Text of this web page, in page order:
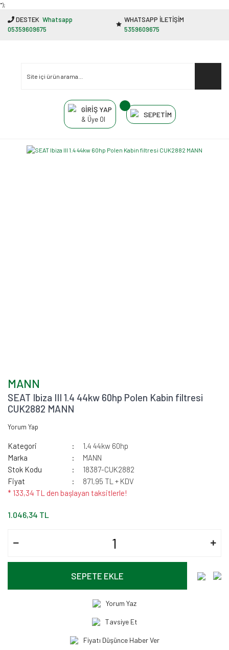
"');
DESTEK Whatsapp
05359609675
WHATSAPP İLETİŞİM
5359609675
GİRİŞ YAP
& Üye Ol
SEPETİM
MANN
SEAT Ibiza III 1.4 44kw 60hp Polen Kabin filtresi
CUK2882 MANN
Yorum Yap
Kategori
1.4 44kw 60hp
Marka
MANN
Stok Kodu
18387-CUK2882
Fiyat
871,95 TL + KDV
* 133,34 TL den başlayan taksitlerle!
1.046,34 TL
SEPETE EKLE
Yorum Yaz
Tavsiye Et
Fiyatı Düşünce Haber Ver